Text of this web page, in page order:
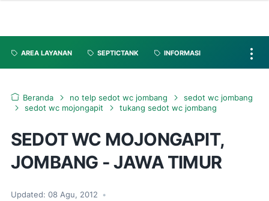
AREA LAYANAN SEPTICTANK INFORMASI
Beranda no telp sedot wc jombang
sedot wc jombang
sedot wc mojongapit
tukang sedot wc jombang
SEDOT WC MOJONGAPIT,
JOMBANG - JAWA TIMUR
Updated: 08 Agu, 2012
•